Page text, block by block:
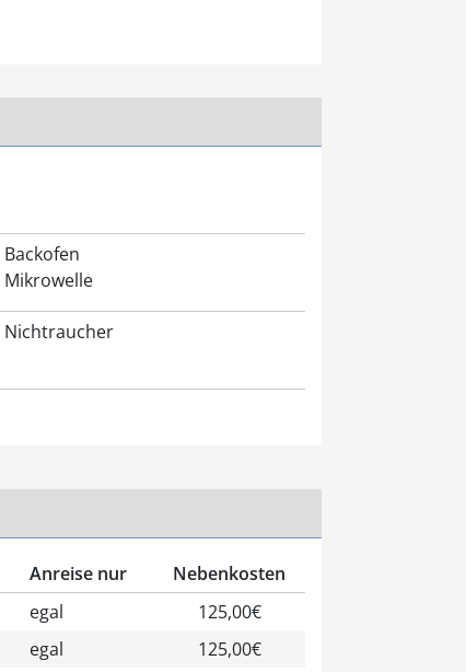
Backofen
Mikrowelle
Nichtraucher
Anreise nur
Nebenkosten
egal
125,00€
egal
125,00€